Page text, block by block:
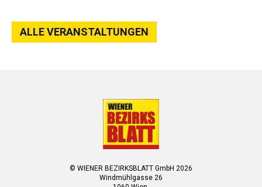
ALLE VERANSTALTUNGEN
© WIENER BEZIRKSBLATT GmbH 2026
Windmühlgasse 26